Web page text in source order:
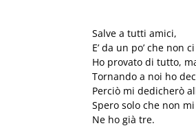
Salve a tutti amici,
E’ da un po’ che
Ho provato di tutto,
Tornando a noi ho
Perciò mi dedicherò
Spero solo che non
Ne ho già tre.